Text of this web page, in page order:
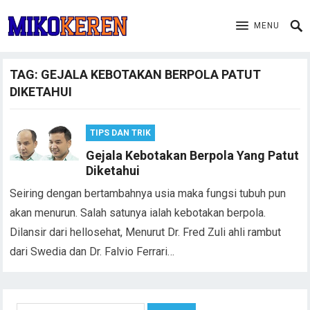
MENU
TAG: GEJALA KEBOTAKAN BERPOLA PATUT
DIKETAHUI
TIPS DAN TRIK
Gejala Kebotakan Berpola Yang Patut
Diketahui
Seiring dengan bertambahnya usia maka fungsi tubuh pun
akan menurun. Salah satunya ialah kebotakan berpola.
Dilansir dari hellosehat, Menurut Dr. Fred Zuli ahli rambut
dari Swedia dan Dr. Falvio Ferrari…